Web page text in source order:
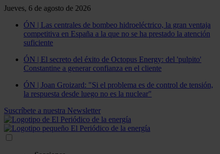
Jueves, 6 de agosto de 2026
ÓN | Las centrales de bombeo hidroeléctrico, la gran ventaja
competitiva en España a la que no se ha prestado la atención
suficiente
ÓN | El secreto del éxito de Octopus Energy: del 'pulpito'
Constantine a generar confianza en el cliente
ÓN | Joan Groizard: "Si el problema es de control de tensión,
la respuesta desde luego no es la nuclear"
Suscríbete a nuestra Newsletter